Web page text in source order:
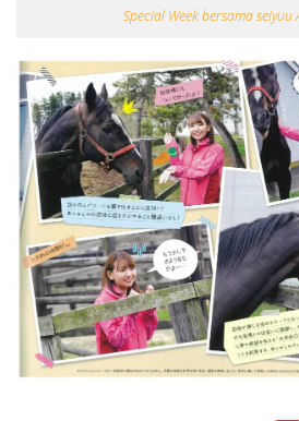
Special Week bersama seiyuu